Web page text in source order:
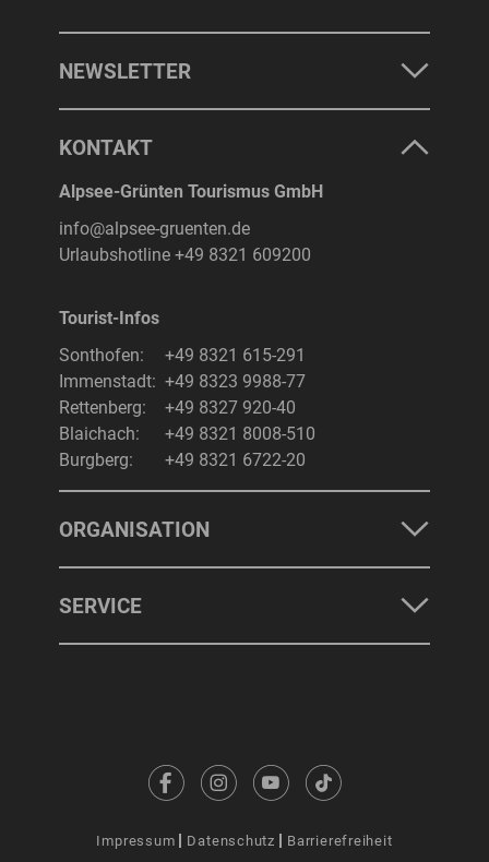
NEWSLETTER
KONTAKT
Alpsee-Grünten Tourismus GmbH
info@alpsee-gruenten.de
Urlaubshotline +49 8321 609200
Tourist-Infos
Sonthofen:
+49 8321 615-291
Immenstadt: +49 8323 9988-77
Rettenberg:
+49 8327 920-40
Blaichach:
+49 8321 8008-510
Burgberg:
+49 8321 6722-20
ORGANISATION
SERVICE
Impressum Datenschutz Barrierefreiheit